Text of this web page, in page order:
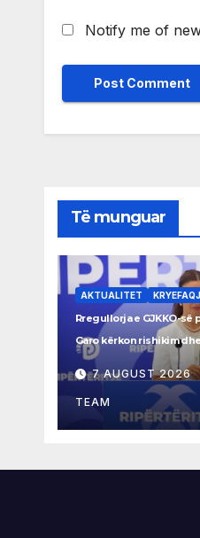
Notify me of
Të munguar
AKTUALITET
Rregullorja e GJKKO-së
Garo kërkon rishikim
procesit
7 AUGUST 2026
TEAM